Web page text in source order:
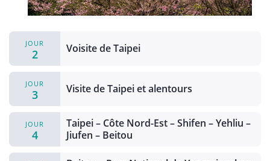
JOUR
2 Voisite de Taipei
JOUR
3 Visite de Taipei et alentours
JOUR
4
Taipei – Côte Nord-Est – Shifen – Yehliu –
Jiufen – Beitou